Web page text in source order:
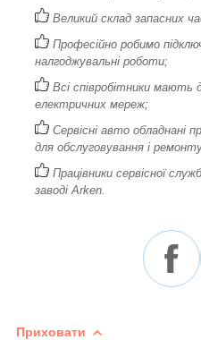
Великий склад запасних
Професійно робимо
налгоджувальні роботи;
Всі співробітники мають
електричних мереж;
Сервісні авто обладнані
для обслуговування і
Працівники сервісної
заводі Arken.
Приховати